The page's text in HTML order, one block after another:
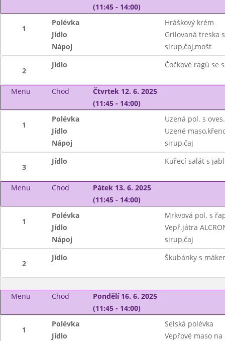
(11:45 - 14:00)
1
Polévka
Hráškový krém
Jídlo
Grilovaná treska
Nápoj
sirup,čaj,mošt
2
Jídlo Čočkové ragú se
Menu Chod
Čtvrtek 12. 6. 2025
(11:45 - 14:00)
1
Polévka
Uzená pol. s
Jídlo
Uzené
Nápoj
sirup,čaj
3
Jídlo Kuřecí salát s
Menu Chod
Pátek 13. 6. 2025
(11:45 - 14:00)
1
Polévka
Mrkvová pol. s
Jídlo
Vepř.játra
Nápoj
sirup,čaj
2
Jídlo Škubánky s
Menu Chod
Pondělí 16. 6. 2025
(11:45 - 14:00)
1
Polévka
Selská polévka
Jídlo
Vepřové maso